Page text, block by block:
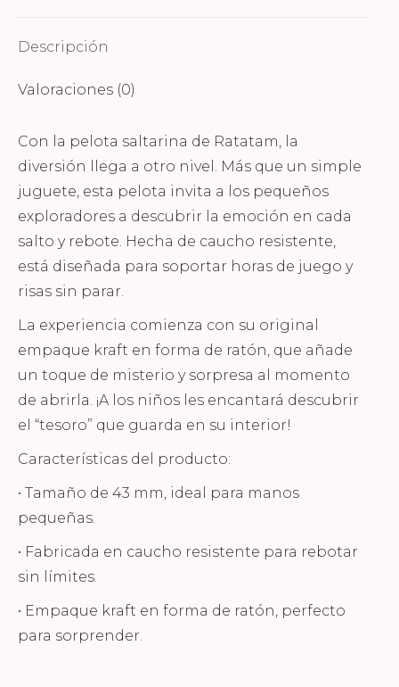
Descripción
Valoraciones (0)
Con la pelota saltarina de Ratatam, la
diversión llega a otro nivel. Más que un simple
juguete, esta pelota invita a los pequeños
exploradores a descubrir la emoción en cada
salto y rebote. Hecha de caucho resistente,
está diseñada para soportar horas de juego y
risas sin parar.
La experiencia comienza con su original
empaque kraft en forma de ratón, que añade
un toque de misterio y sorpresa al momento
de abrirla. ¡A los niños les encantará descubrir
el “tesoro” que guarda en su interior!
Características del producto:
• Tamaño de 43 mm, ideal para manos
pequeñas.
• Fabricada en caucho resistente para rebotar
sin límites.
• Empaque kraft en forma de ratón, perfecto
para sorprender.